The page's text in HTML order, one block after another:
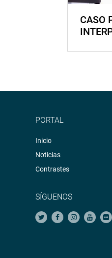
CASO
PORTAL
Inicio
Noticias
Contrastes
SÍGUENOS